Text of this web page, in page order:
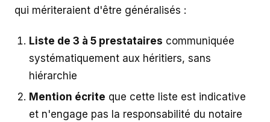
qui mériteraient d'être généralisés :
Liste de 3 à 5 prestataires communiquée
systématiquement aux héritiers, sans
hiérarchie
Mention écrite que cette liste est indicative
et n'engage pas la responsabilité du notaire